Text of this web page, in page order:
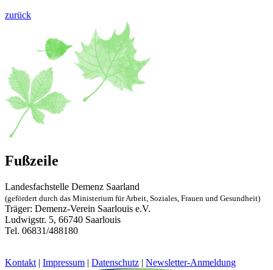
zurück
Fußzeile
Landesfachstelle Demenz Saarland
(gefördert durch das Ministerium für Arbeit, Soziales, Frauen und Gesundheit)
Träger: Demenz-Verein Saarlouis e.V.
Ludwigstr. 5, 66740 Saarlouis
Tel. 06831/488180
Kontakt | Impressum | Datenschutz | Newsletter-Anmeldung